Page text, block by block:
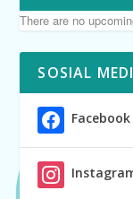
There are no
SOSIAL
Facebook